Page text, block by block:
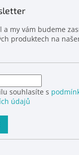
a my vám budeme
produktech na
souhlasíte s
údajů